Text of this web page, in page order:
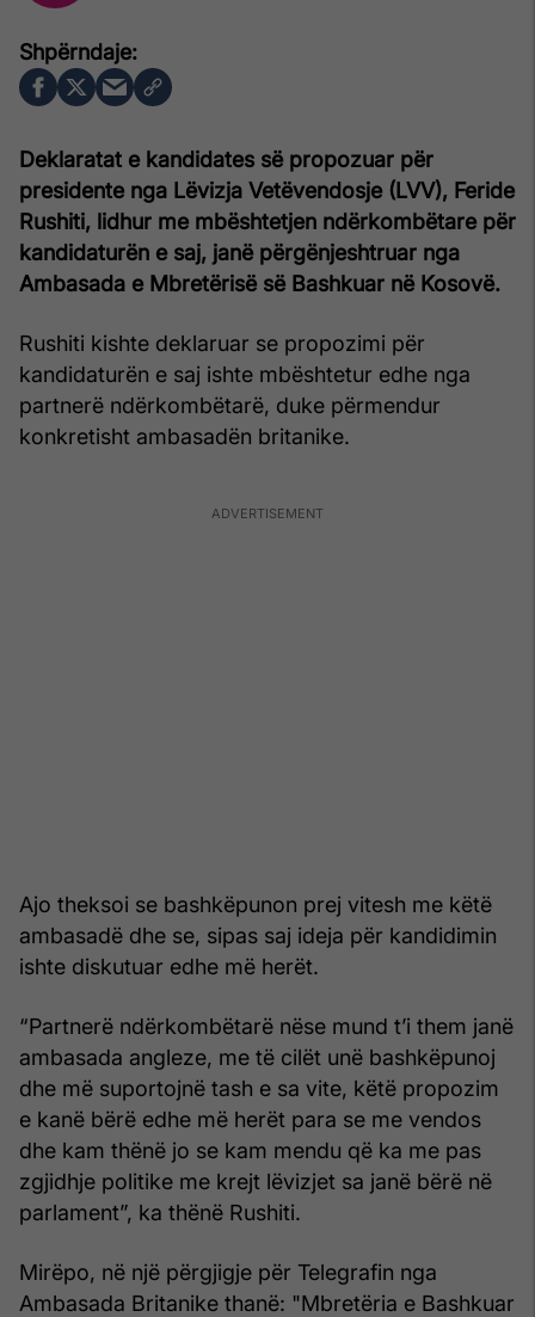
Deklaratat e kandidates së propozuar për
presidente nga Lëvizja Vetëvendosje (LVV), Feride
Rushiti, lidhur me mbështetjen ndërkombëtare për
kandidaturën e saj, janë përgënjeshtruar nga
Ambasada e Mbretërisë së Bashkuar në Kosovë.
Rushiti kishte deklaruar se propozimi për
kandidaturën e saj ishte mbështetur edhe nga
partnerë ndërkombëtarë, duke përmendur
konkretisht ambasadën britanike.
Ajo theksoi se bashkëpunon prej vitesh me këtë
ambasadë dhe se, sipas saj ideja për kandidimin
ishte diskutuar edhe më herët.
“Partnerë ndërkombëtarë nëse mund t’i them janë
ambasada angleze, me të cilët unë bashkëpunoj
dhe më suportojnë tash e sa vite, këtë propozim
e kanë bërë edhe më herët para se me vendos
dhe kam thënë jo se kam mendu që ka me pas
zgjidhje politike me krejt lëvizjet sa janë bërë në
parlament”, ka thënë Rushiti.
Mirëpo, në një përgjigje për Telegrafin nga
Ambasada Britanike thanë: "Mbretëria e Bashkuar